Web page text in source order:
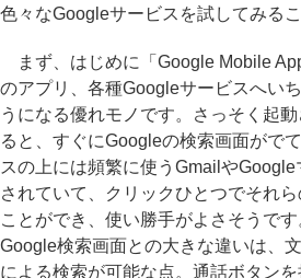
色々なGoogleサービスを試してみるこ
まず、はじめに「Google Mobile
のアプリ、各種Googleサービスへい
うになる優れモノです。さっそく起
ると、すぐにGoogleの検索画面がで
スの上には頻繁に使うGmailや
されていて、クリックひとつでそれ
ことができ、使い勝手がよさそうで
Google検索画面との大きな違いは、
による検索が可能な点。通話ボタン